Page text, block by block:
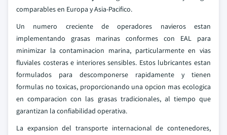
comparables en Europa y Asia-Pacifico.
Un numero creciente de operadores navieros estan
implementando grasas marinas conformes con EAL para
minimizar la contaminacion marina, particularmente en vias
fluviales costeras e interiores sensibles. Estos lubricantes estan
formulados para descomponerse rapidamente y tienen
formulas no toxicas, proporcionando una opcion mas ecologica
en comparacion con las grasas tradicionales, al tiempo que
garantizan la confiabilidad operativa.
La expansion del transporte internacional de contenedores,